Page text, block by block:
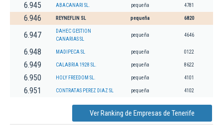
6.945 ABACANARI SL. pequeña 4781
6.946 REYNEFLIN SL pequeña 6820
6.947
DAHEC GESTION
CANARIAS SL
pequeña 4646
6.948 MADIPECA SL pequeña 0122
6.949 CALABRIA 1928 SL. pequeña 8622
6.950 HOLY FREEDOM SL. pequeña 4101
6.951 CONTRATAS PEREZ DIAZ SL pequeña 4102
Ver Ranking de Empresas de Tenerife